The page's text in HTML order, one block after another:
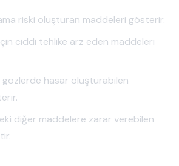
riski oluşturan maddeleri gösterir.
için ciddi tehlike arz eden maddeleri
gözlerde hasar oluşturabilen
diğer maddelere zarar verebilen